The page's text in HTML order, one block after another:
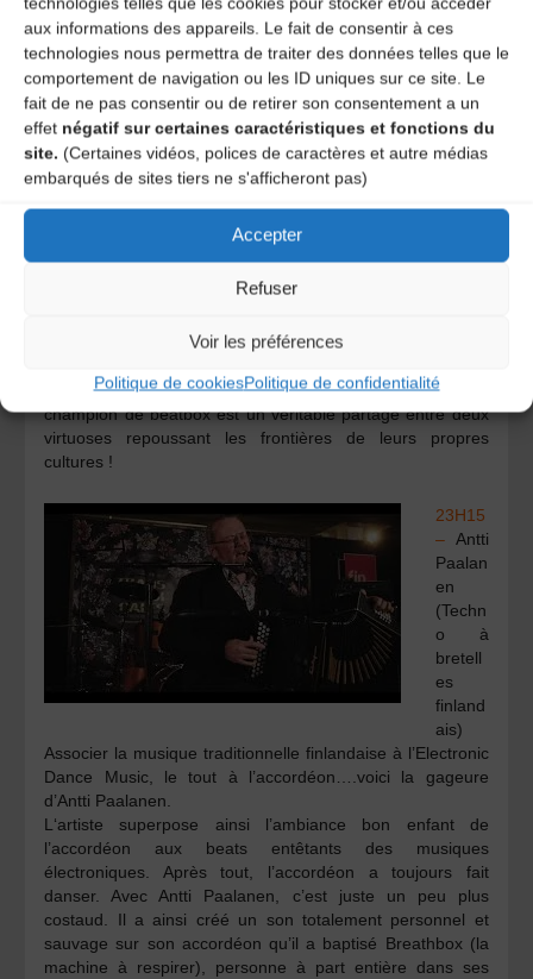
aux informations des appareils. Le fait de consentir à ces
technologies nous permettra de traiter des données telles que le
comportement de navigation ou les ID uniques sur ce site. Le
fait de ne pas consentir ou de retirer son consentement a un
effet négatif sur certaines caractéristiques et fonctions du
site. (Certaines vidéos, polices de caractères et autre médias
embarqués de sites tiers ne s'afficheront pas)
Accepter
Refuser
Voir les préférences
Politique de cookiesPolitique de confidentialité
Méditerranée. La musique cuivrée de l’Aude Occitane -
inspirée du carnaval de Limoux- rencontre la transe et la
poésie des musiques du Maghreb.
22H –
Krismenn
et Alem
[Breizh
par Krismenn et AleM explose les clichés que vous pouvez
rencontre entre le chanteur-rappeur breton et le
champion de beatbox est un véritable partage entre deux
virtuoses repoussant les frontières de leurs propres
cultures !
23H15
– Antti
Paalan
en
(Techn
o à
bretell
es
finland
ais)
Associer la musique traditionnelle finlandaise à l’Electronic
Dance Music, le tout à l’accordéon….voici la gageure
d’Antti Paalanen.
L‘artiste superpose ainsi l’ambiance bon enfant de
l’accordéon aux beats entêtants des musiques
électroniques. Après tout, l’accordéon a toujours fait
danser. Avec Antti Paalanen, c’est juste un peu plus
costaud. Il a ainsi créé un son totalement personnel et
sauvage sur son accordéon qu’il a baptisé Breathbox (la
machine à respirer), personne à part entière dans ses